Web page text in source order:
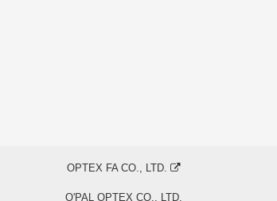
OPTEX FA CO., LTD.
O'PAL OPTEX CO., LTD.